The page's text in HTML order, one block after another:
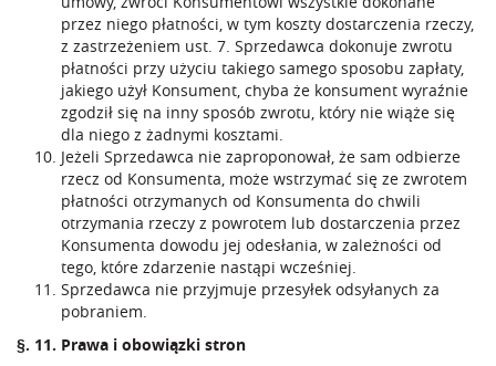
przez niego płatności, w tym koszty dostarczenia rzeczy,
z zastrzeżeniem ust. 7. Sprzedawca dokonuje zwrotu
płatności przy użyciu takiego samego sposobu zapłaty,
jakiego użył Konsument, chyba że konsument wyraźnie
zgodził się na inny sposób zwrotu, który nie wiąże się
dla niego z żadnymi kosztami.
Jeżeli Sprzedawca nie zaproponował, że sam odbierze
rzecz od Konsumenta, może wstrzymać się ze zwrotem
płatności otrzymanych od Konsumenta do chwili
otrzymania rzeczy z powrotem lub dostarczenia przez
Konsumenta dowodu jej odesłania, w zależności od
tego, które zdarzenie nastąpi wcześniej.
Sprzedawca nie przyjmuje przesyłek odsyłanych za
pobraniem.
§. 11. Prawa i obowiązki stron